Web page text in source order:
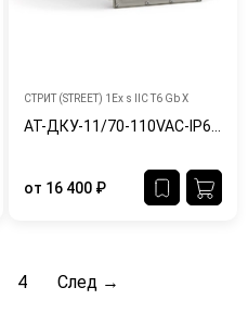
СТРИТ (STREET) 1Ex s IIC T6 Gb X
от 16 400 ₽
4 След →